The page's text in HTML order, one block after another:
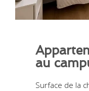
au
Surface de la